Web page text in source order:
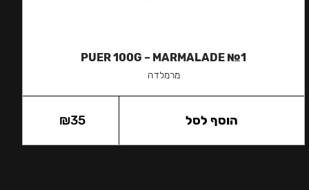
PUER 100G – MARMALADE №1
מרמלדה
₪35 הוסף לסל